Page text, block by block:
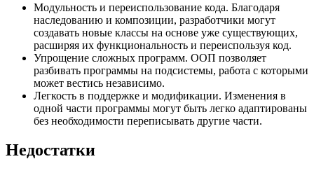
Модульность и переиспользование кода. Благодаря
наследованию и композиции, разработчики могут
создавать новые классы на основе уже существующих,
расширяя их функциональность и переиспользуя код.
Упрощение сложных программ. ООП позволяет
разбивать программы на подсистемы, работа с которыми
может вестись независимо.
Легкость в поддержке и модификации. Изменения в
одной части программы могут быть легко адаптированы
без необходимости переписывать другие части.
Недостатки